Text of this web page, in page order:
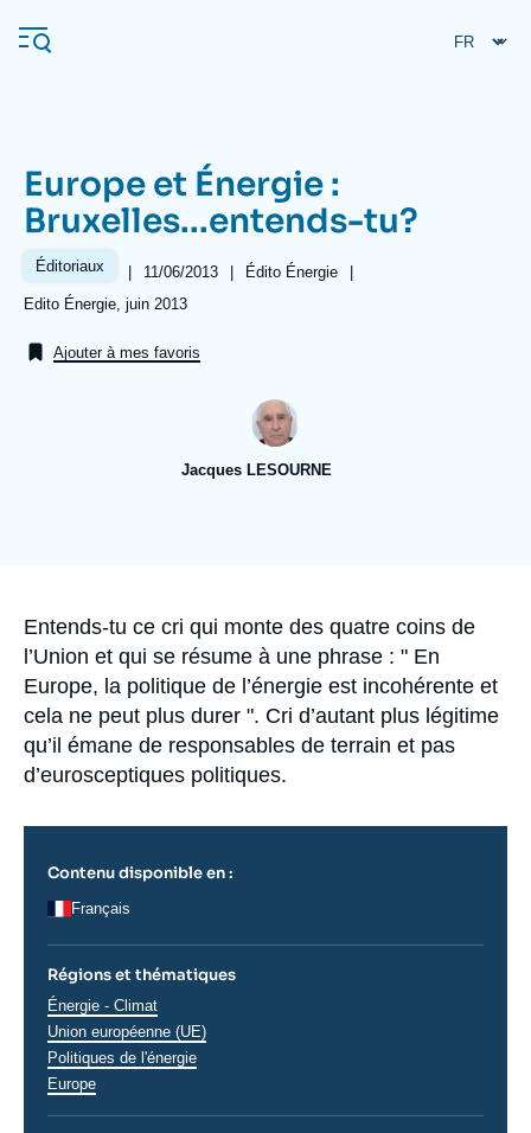
au
contenu
Navigation
principale
L'Ifri
Analyses
Proche-Orient
Europe et Énergie :
Bruxelles...entends-tu?
Éditoriaux |
Date
de
11/06/2013 |
Référence
Édito Énergie
|
Références
Edito Énergie, juin 2013
Ajouter à mes favoris
Jacques LESOURNE
Accroche
Entends-tu ce cri qui monte des quatre coins de
l’Union et qui se résume à une phrase : " En
Europe, la politique de l’énergie est incohérente et
cela ne peut plus durer ". Cri d’autant plus légitime
qu’il émane de responsables de terrain et pas
d’eurosceptiques politiques.
Contenu disponible en :
Français
Régions et thématiques
Thématiques
analyses
Énergie - Climat
Union européenne (UE)
Politiques de l'énergie
Europe